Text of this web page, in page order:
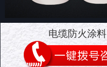
电缆防火涂料